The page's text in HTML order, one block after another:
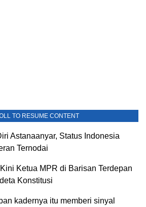
TO RESUME CONTENT
Astanaanyar, Status Indonesia
Ternodai
Ketua MPR di Barisan Terdepan
Konstitusi
kadernya itu memberi sinyal